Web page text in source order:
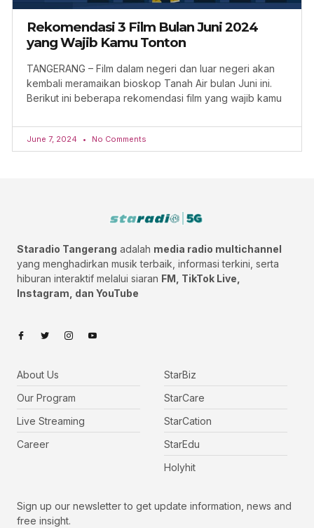
Rekomendasi 3 Film Bulan Juni 2024
yang Wajib Kamu Tonton
TANGERANG – Film dalam negeri dan luar negeri akan
kembali meramaikan bioskop Tanah Air bulan Juni ini.
Berikut ini beberapa rekomendasi film yang wajib kamu
June 7, 2024 No Comments
Staradio Tangerang adalah media radio multichannel
yang menghadirkan musik terbaik, informasi terkini, serta
hiburan interaktif melalui siaran FM, TikTok Live,
Instagram, dan YouTube
About Us
Our Program
Live Streaming
Career
StarBiz
StarCare
StarCation
StarEdu
Holyhit
Sign up our newsletter to get update information, news and
free insight.